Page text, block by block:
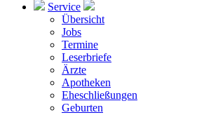
Service
Übersicht
Jobs
Termine
Leserbriefe
Ärzte
Apotheken
Eheschließungen
Geburten